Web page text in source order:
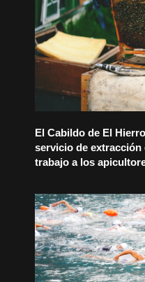
El Cabildo de El
servicio de extracción
trabajo a los